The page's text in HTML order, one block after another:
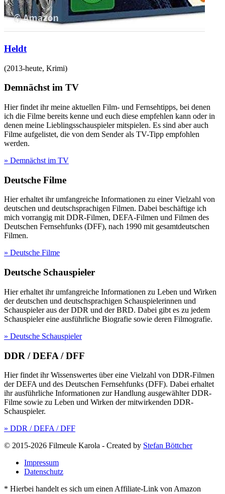
Heldt
(2013-heute, Krimi)
Demnächst im TV
Hier findet ihr meine aktuellen Film- und Fernsehtipps, bei denen
ich die Filme bereits kenne und euch diese empfehlen kann oder in
denen meine Lieblingsschauspieler mitspielen. Es sind aber auch
Filme aufgelistet, die von dem Sender als TV-Tipp empfohlen
werden.
» Demnächst im TV
Deutsche Filme
Hier erhaltet ihr umfangreiche Informationen zu einer Vielzahl von
deutschen und deutschsprachigen Filmen. Dabei beschäftige ich
mich vorrangig mit DDR-Filmen, DEFA-Filmen und Filmen des
Deutschen Fernsehfunks (DFF), nach 1990 mit gesamtdeutschen
Filmen.
» Deutsche Filme
Deutsche Schauspieler
Hier erhaltet ihr umfangreiche Informationen zu Leben und Wirken
der deutschen und deutschsprachigen Schauspielerinnen und
Schauspieler aus der DDR und der BRD. Dabei gibt es zu jedem
Schauspieler eine ausführliche Biografie sowie deren Filmografie.
» Deutsche Schauspieler
DDR / DEFA / DFF
Hier findet ihr Wissenswertes über eine Vielzahl von DDR-Filmen
der DEFA und des Deutschen Fernsehfunks (DFF). Dabei erhaltet
ihr ausführliche Informationen zur Handlung ausgewählter DDR-
Filme sowie zu Leben und Wirken der mitwirkenden DDR-
Schauspieler.
» DDR / DEFA / DFF
© 2015-2026 Filmeule Karola - Created by Stefan Böttcher
Impressum
Datenschutz
* Hierbei handelt es sich um einen Affiliate-Link von Amazon